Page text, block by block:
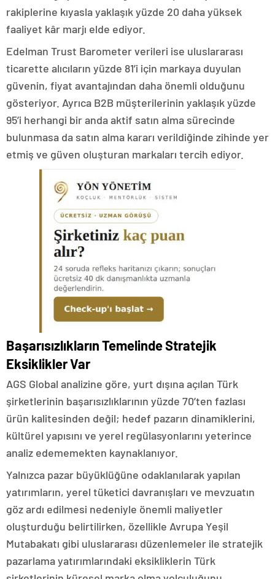
rakiplerine kıyasla yaklaşık yüzde 20 daha yüksek
faaliyet kâr marjı elde ediyor.
Edelman Trust Barometer verileri ise uluslararası
ticarette alıcıların yüzde 81’i için markaya duyulan
güvenin, fiyat avantajından daha önemli olduğunu
gösteriyor. Ayrıca B2B müşterilerinin yaklaşık yüzde
95’i herhangi bir anda aktif satın alma sürecinde
bulunmasa da satın alma kararı verildiğinde zihinde yer
etmiş ve güven oluşturan markaları tercih ediyor.
Başarısızlıkların Temelinde Stratejik
Eksiklikler Var
AGS Global analizine göre, yurt dışına açılan Türk
şirketlerinin başarısızlıklarının yüzde 70’ten fazlası
ürün kalitesinden değil; hedef pazarın dinamiklerini,
kültürel yapısını ve yerel regülasyonlarını yeterince
analiz edememekten kaynaklanıyor.
Yalnızca pazar büyüklüğüne odaklanılarak yapılan
yatırımların, yerel tüketici davranışları ve mevzuatın
göz ardı edilmesi nedeniyle önemli maliyetler
oluşturduğu belirtilirken, özellikle Avrupa Yeşil
Mutabakatı gibi uluslararası düzenlemeler ile stratejik
pazarlama yatırımlarındaki eksikliklerin Türk